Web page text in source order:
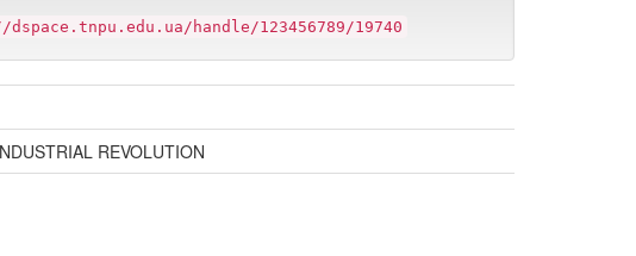
handle/123456789/19740
REVOLUTION